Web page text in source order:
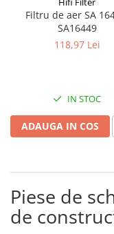
Ulei transmisie
Ulei de frana
Uleiuri speciale
Scule service
Pasta curatat mainile
Solutii indepartat
Piese Bucher
Piese Bruunet
Piese Boki
Piese Belloli
Piese Audureau
Piese Bimex
Piese Herkules
Filtru de aer SA
SA16449
118,97 Lei
IN STOC
ADAUGA IN COS
Piese de
de